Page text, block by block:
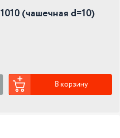
(чашечная d=10)
В корзину